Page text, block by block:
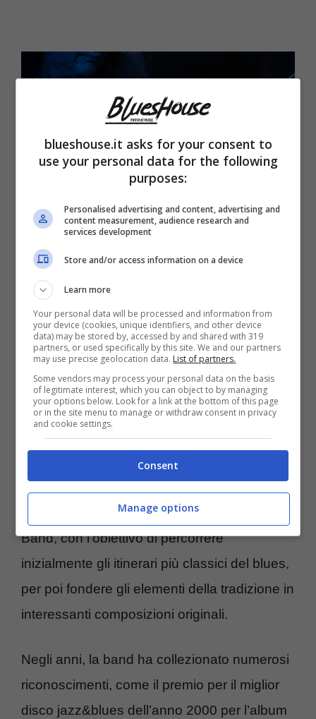
Basso blues (Blueshouse.it)
A seguire, salirà sul palco la
Band del grande Maurizio Glielmo.
Maurizio “Gnola” Glielmo è un artista dai
lunghi e prestigiosi trascorsi nella scena del
blues italiano. Per anni a fianco del
leggendario Fabio Treves, ha calcato i palchi
dei più importanti festival italiani e
Nel 1989, ha dato vita alla sua Gnola Blues
Band, con l’obiettivo di percorrere
inizialmente gli itinerari più classici del blues,
per poi fondere gli elementi della tradizione in
interessanti composizioni originali.
Negli anni, la band ha collezionato numerosi
riconoscimenti, come il premio per il miglior
disco jazz&blues dell’anno 2000 per l’album
blueshouse.it asks for your consent to
use your personal data for the following
purposes:
Personalised advertising and content, advertising and
content measurement, audience research and
services development
Store and/or access information on a device
Learn more
Your personal data will be processed and information from
your device (cookies, unique identifiers, and other device
data) may be stored by, accessed by and shared with 319
partners, or used specifically by this site. We and our partners
may use precise geolocation data. List of partners.
Some vendors may process your personal data on the basis
of legitimate interest, which you can object to by managing
your options below. Look for a link at the bottom of this page
or in the site menu to manage or withdraw consent in privacy
and cookie settings.
Consent
Manage options